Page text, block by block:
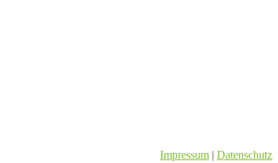
Impressum | Datenschutz